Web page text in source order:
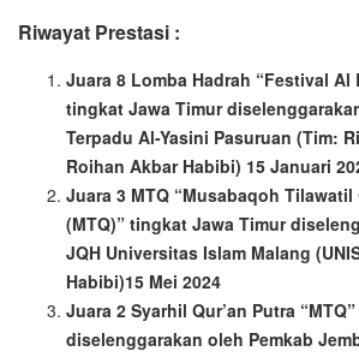
Riwayat Prestasi :
Juara 8 Lomba Hadrah “Festival Al
tingkat Jawa Timur
Terpadu Al-Yasini Pasuruan (Tim:
Roihan Akbar Habibi) 15 Januari
Juara 3 MTQ “Musabaqoh Tilawatil
(MTQ)” tingkat Jawa Timur
JQH Universitas Islam Malang
Habibi)15 Mei 2024
Juara 2 Syarhil Qur’an Putra
diselenggarakan oleh Pemkab